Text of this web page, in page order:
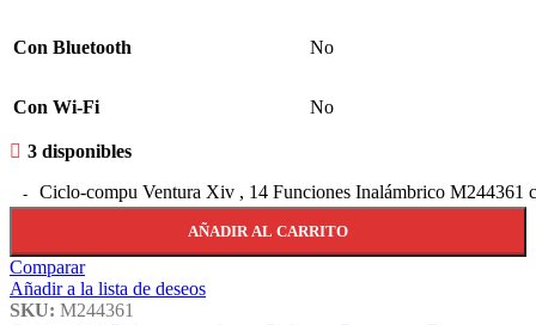
Con Bluetooth No
Con Wi-Fi No
3 disponibles
Ciclo-compu Ventura Xiv , 14 Funciones Inalámbrico M244361
AÑADIR AL CARRITO
Comparar
Añadir a la lista de deseos
SKU: M244361